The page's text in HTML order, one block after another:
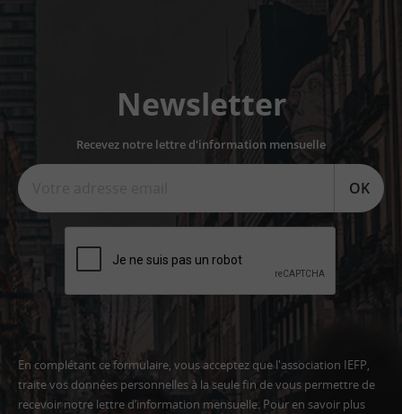
Newsletter
Recevez notre lettre d'information mensuelle
OK
En complétant ce formulaire, vous acceptez que l'association IEFP,
traite vos données personnelles à la seule fin de vous permettre de
recevoir notre lettre d’information mensuelle. Pour en savoir plus